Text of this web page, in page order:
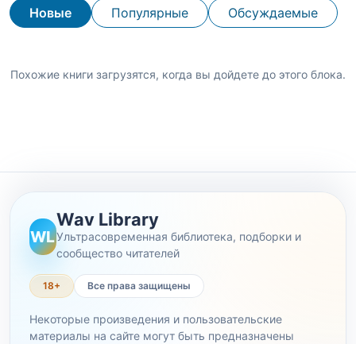
Новые Популярные Обсуждаемые
Похожие книги загрузятся, когда вы дойдете до этого блока.
WL
Wav Library
Ультрасовременная библиотека, подборки и
сообщество читателей
18+ Все права защищены
Некоторые произведения и пользовательские
материалы на сайте могут быть предназначены